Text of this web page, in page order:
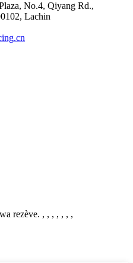
No.4, Qiyang Rd.,
Lachin
rezève. , , , , , , ,